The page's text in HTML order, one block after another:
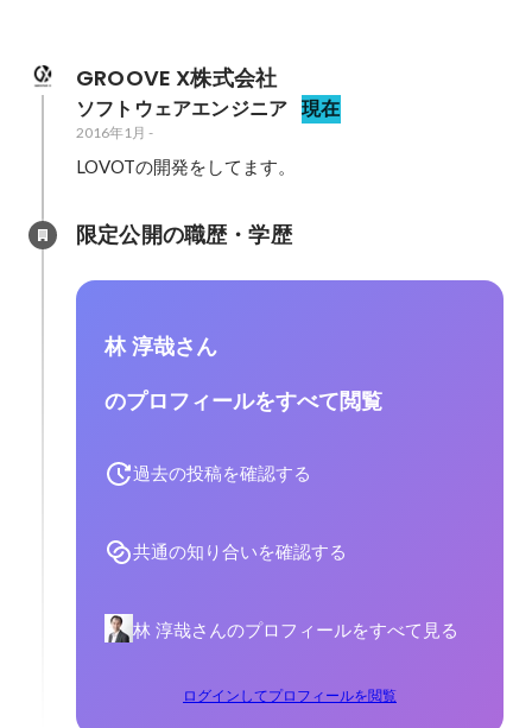
GROOVE X株式会社
ソフトウェアエンジニア 現在
2016年1月 -
LOVOTの開発をしてます。
限定公開の職歴・学歴
林 淳哉さん
のプロフィールをすべて閲覧
過去の投稿を確認する
共通の知り合いを確認する
林 淳哉さんのプロフィールをすべて見る
ログインしてプロフィールを閲覧